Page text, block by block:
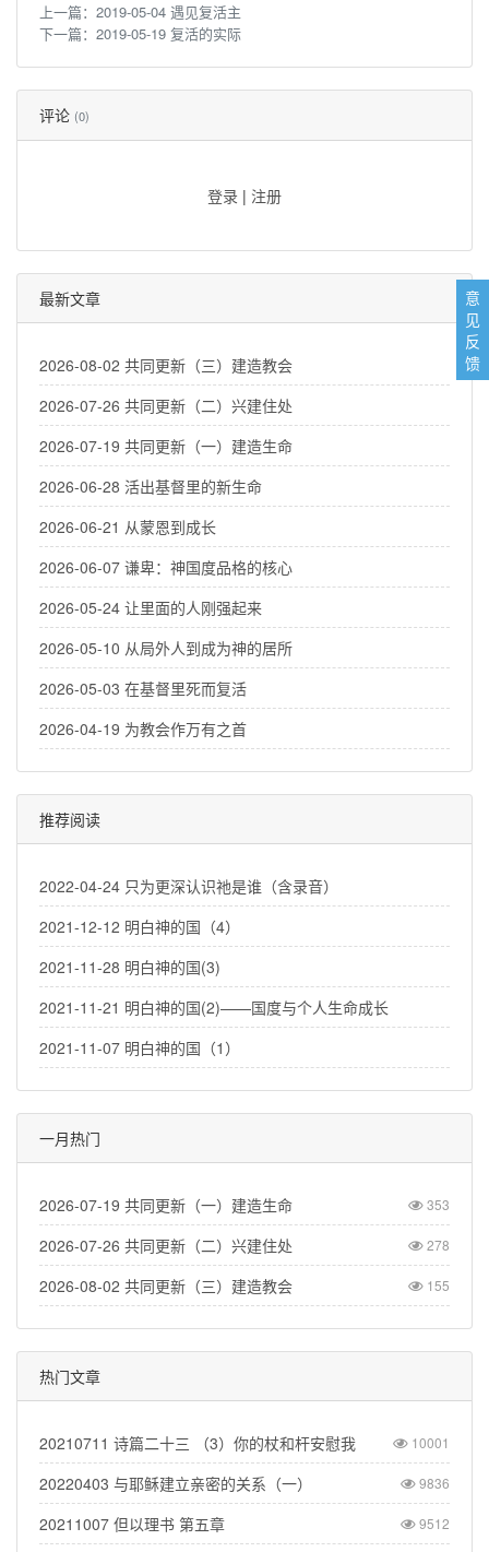
上一篇： 2019-05-04 遇见复活主
下一篇： 2019-05-19 复活的实际
评论 (0)
登录 | 注册
最新文章
2026-08-02 共同更新（三）建造教会
2026-07-26 共同更新（二）兴建住处
2026-07-19 共同更新（一）建造生命
2026-06-28 活出基督里的新生命
2026-06-21 从蒙恩到成长
2026-06-07 谦卑：神国度品格的核心
2026-05-24 让里面的人刚强起来
2026-05-10 从局外人到成为神的居所
2026-05-03 在基督里死而复活
2026-04-19 为教会作万有之首
推荐阅读
2022-04-24 只为更深认识祂是谁（含录音）
2021-12-12 明白神的国（4）
2021-11-28 明白神的国(3)
2021-11-21 明白神的国(2)——国度与个人生命成长
2021-11-07 明白神的国（1）
一月热门
2026-07-19 共同更新（一）建造生命 353
2026-07-26 共同更新（二）兴建住处 278
2026-08-02 共同更新（三）建造教会 155
热门文章
20210711 诗篇二十三 （3）你的杖和杆安慰我 10001
20220403 与耶稣建立亲密的关系（一） 9836
20211007 但以理书 第五章 9512
意
见
反
馈